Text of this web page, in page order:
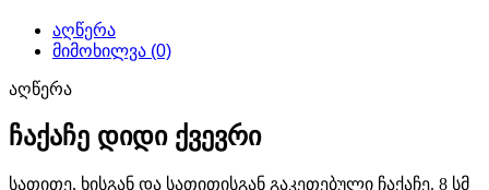
აღწერა
მიმოხილვა (0)
აღწერა
ჩაქაჩე დიდი ქვევრი
სათითე, ხისგან და სათითისგან გაკეთებული ჩაქაჩე. 8 სმ